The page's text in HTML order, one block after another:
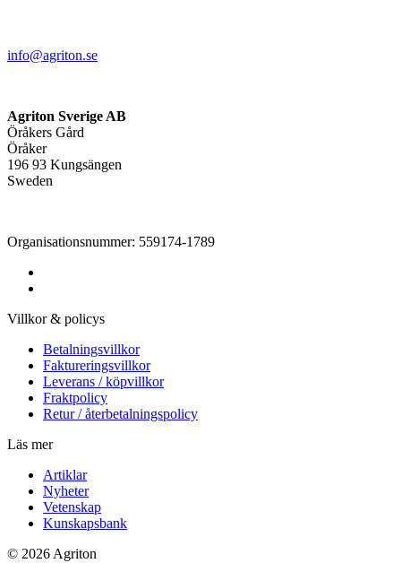
info@agriton.se
Agriton Sverige AB
Öråkers Gård
Öråker
196 93 Kungsängen
Sweden
Organisationsnummer: 559174-1789
Villkor & policys
Betalningsvillkor
Faktureringsvillkor
Leverans / köpvillkor
Fraktpolicy
Retur / återbetalningspolicy
Läs mer
Artiklar
Nyheter
Vetenskap
Kunskapsbank
© 2026 Agriton